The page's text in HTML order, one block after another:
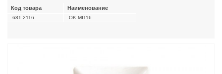
Код товара Наименование
681-2116 OK-MI116